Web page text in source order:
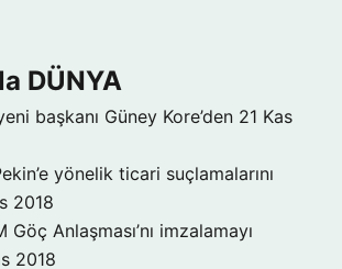
DÜNYA
başkanı Güney Kore’den 21 Kas
yönelik ticari suçlamalarını
2018
Anlaşması’nı imzalamayı
2018